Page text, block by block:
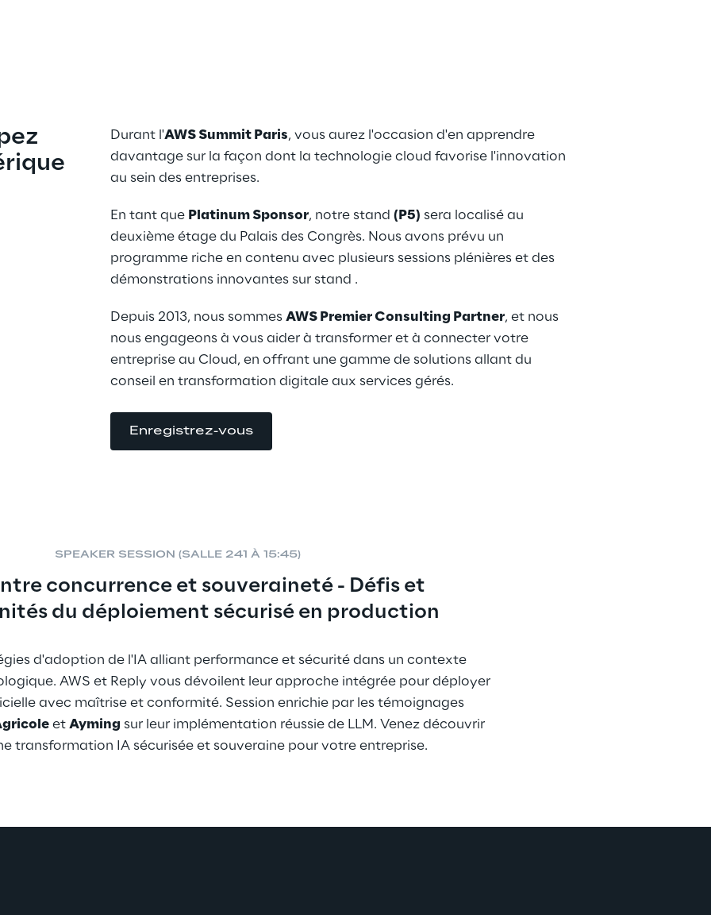
Durant l'AWS Summit Paris, vous aurez l'occasion d'en apprendre
davantage sur la façon dont la technologie cloud favorise l'innovation
au sein des entreprises.
En tant que Platinum Sponsor, notre stand (P5) sera localisé au
deuxième étage du Palais des Congrès. Nous avons prévu un
programme riche en contenu avec plusieurs sessions plénières et des
démonstrations innovantes sur stand .
Depuis 2013, nous sommes AWS Premier Consulting Partner, et nous
nous engageons à vous aider à transformer et à connecter votre
entreprise au Cloud, en offrant une gamme de solutions allant du
conseil en transformation digitale aux services gérés.
Enregistrez-vous
SPEAKER SESSION (SALLE 241 À 15:45)
concurrence et souveraineté - Défis et
du déploiement sécurisé en production
d'adoption de l'IA alliant performance et sécurité dans un contexte
AWS et Reply vous dévoilent leur approche intégrée pour déployer
avec maîtrise et conformité. Session enrichie par les témoignages
et Ayming sur leur implémentation réussie de LLM. Venez découvrir
transformation IA sécurisée et souveraine pour votre entreprise.